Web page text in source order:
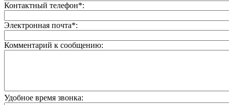
Контактный телефон*:
Электронная почта*:
Комментарий к сообщению:
Удобное время звонка: